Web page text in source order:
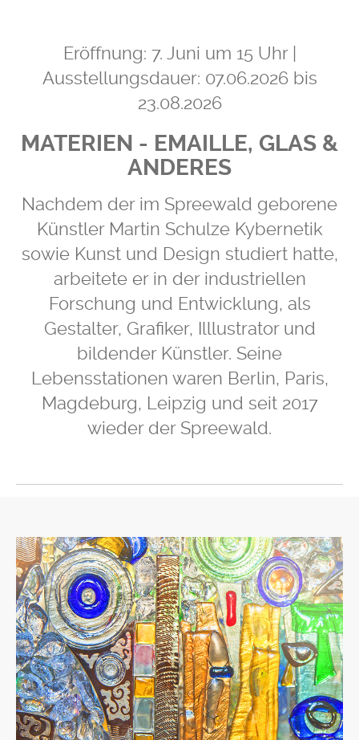
Eröffnung: 7. Juni um 15 Uhr |
Ausstellungsdauer: 07.06.2026 bis
23.08.2026
MATERIEN - EMAILLE, GLAS &
ANDERES
Nachdem der im Spreewald geborene
Künstler Martin Schulze Kybernetik
sowie Kunst und Design studiert hatte,
arbeitete er in der industriellen
Forschung und Entwicklung, als
Gestalter, Grafiker, Illlustrator und
bildender Künstler. Seine
Lebensstationen waren Berlin, Paris,
Magdeburg, Leipzig und seit 2017
wieder der Spreewald.